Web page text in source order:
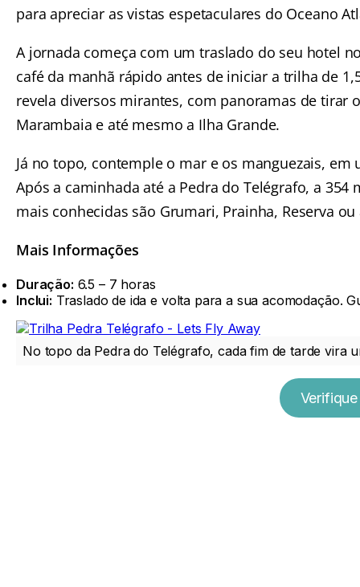
para apreciar as vistas espetaculares do Oceano
A jornada começa com um traslado do seu hotel
café da manhã rápido antes de iniciar a trilha de
revela diversos mirantes, com panoramas de tirar
Marambaia e até mesmo a Ilha Grande.
Já no topo, contemple o mar e os manguezais,
Após a caminhada até a Pedra do Telégrafo, a
mais conhecidas são Grumari, Prainha, Reserva
Mais Informações
Duração: 6.5 – 7 horas
Inclui: Traslado de ida e volta para a sua acomodação.
No topo da Pedra do Telégrafo, cada fim de tarde vira